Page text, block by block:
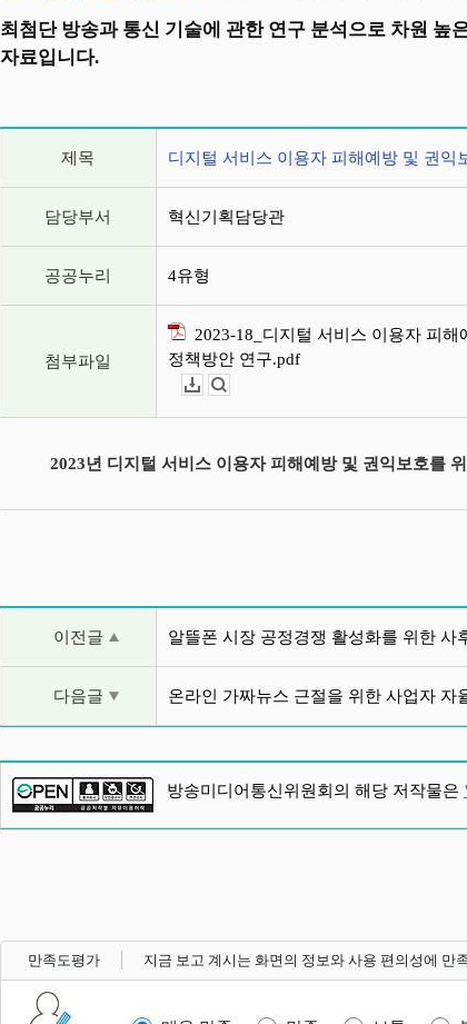
최첨단 방송과 통신 기술에 관한 연구 분석으로 차원 높
자료입니다.
제목 디지털 서비스 이용자 피해예방 및 권익
담당부서 혁신기획담당관
공공누리 4유형
첨부파일
2023-18_디지털 서비스 이용자 피
정책방안 연구.pdf
2023년 디지털 서비스 이용자 피해예방 및 권익보호를
이전글 알뜰폰 시장 공정경쟁 활성화를 위한 사
다음글 온라인 가짜뉴스 근절을 위한 사업자 자
방송미디어통신위원회의 해당 저작물은
만족도평가 지금 보고 계시는 화면의 정보와 사용 편의성에 만